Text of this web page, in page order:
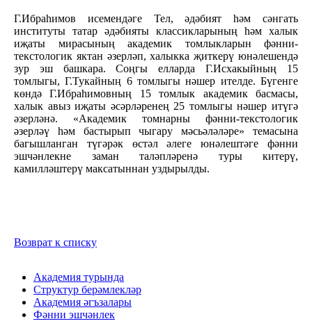
Г.Ибраһимов исемендәге Тел, әдәбият һәм сәнгать
институты татар әдәбияты классикларының һәм халык
иҗаты мирасының академик томлыкларын фәнни-
текстологик яктан әзерләп, халыкка җиткерү юнәлешендә
зур эш башкара. Соңгы елларда Г.Исхакыйның 15
томлыгы, Г.Тукайның 6 томлыгы нәшер ителде. Бүгенге
көндә Г.Ибраһимовның 15 томлык академик басмасы,
халык авыз иҗаты әсәрләренең 25 томлыгы нәшер итүгә
әзерләнә. «Академик томнарны фәнни-текстологик
әзерләү һәм бастырып чыгару мәсьәләләре» темасына
багышланган түгәрәк өстәл әлеге юнәлештәге фәнни
эшчәнлекне заман таләпләренә туры китерү,
камилләштерү максатыннан уздырылды.
Возврат к списку
Академия турында
Структур берәмлекләр
Академия әгъзалары
Фәнни эшчәнлек